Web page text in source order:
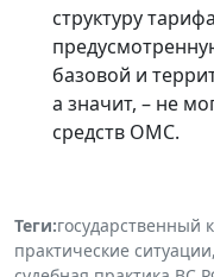
структуру
базовой и
а значит, – не
средств ОМС.
Теги:государственный
практические ситуации,